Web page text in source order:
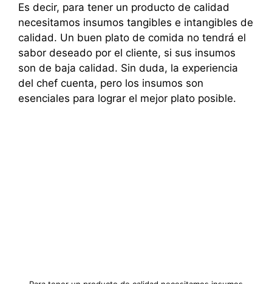
Es decir, para tener un producto de calidad
necesitamos insumos tangibles e intangibles de
calidad. Un buen plato de comida no tendrá el
sabor deseado por el cliente, si sus insumos
son de baja calidad. Sin duda, la experiencia
del chef cuenta, pero los insumos son
esenciales para lograr el mejor plato posible.